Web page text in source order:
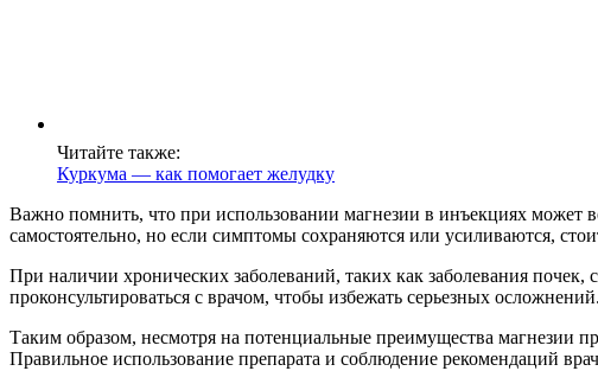
Читайте также:
Куркума — как помогает желудку
Важно помнить, что при использовании магнезии в инъекциях может
самостоятельно, но если симптомы сохраняются или усиливаются,
При наличии хронических заболеваний, таких как заболевания
проконсультироваться с врачом, чтобы избежать серьезных осложнений.
Таким образом, несмотря на потенциальные преимущества
Правильное использование препарата и соблюдение рекомендаций